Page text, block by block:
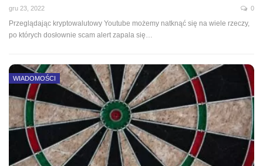
gru 23, 2022 0
Przeglądając kryptowalutowy Youtube możemy natknąć się na wiele rzeczy,
po których dosłownie scam alert zapala się…
WIADOMOŚCI